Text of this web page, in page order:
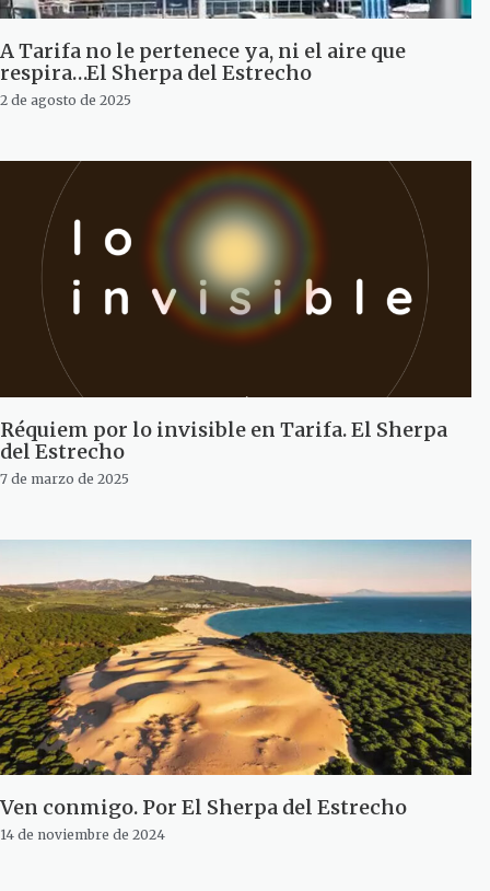
A Tarifa no le pertenece ya, ni el aire que
respira…El Sherpa del Estrecho
2 de agosto de 2025
Réquiem por lo invisible en Tarifa. El Sherpa
del Estrecho
7 de marzo de 2025
Ven conmigo. Por El Sherpa del Estrecho
14 de noviembre de 2024